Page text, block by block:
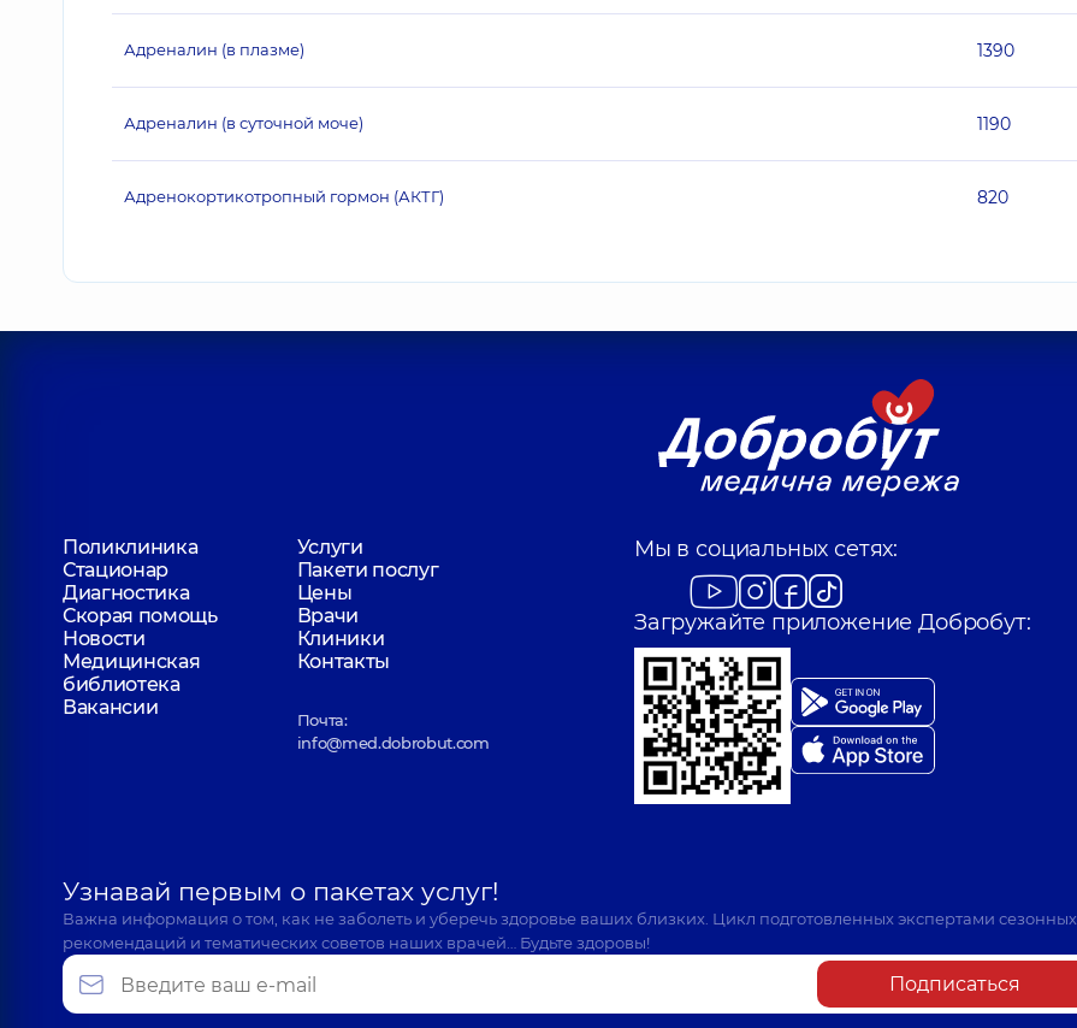
Адреналин (в плазме) 1390
Адреналин (в суточной моче) 1190
Адренокортикотропный гормон (АКТГ) 820
Поликлиника
Услуги
Стационар
Пакети послуг
Диагностика
Цены
Скорая помощь
Врачи
Новости
Клиники
Медицинская
библиотека
Контакты
Вакансии
Почта:
info@med.dobrobut.com
Мы в социальных сетях:
Загружайте приложение Добробут:
Узнавай первым о пакетах услуг!
Важна информация о том, как не заболеть и уберечь здоровье ваших близких. Цикл подготовленных экспертами сезонных
рекомендаций и тематических советов наших врачей… Будьте здоровы!
Подписаться